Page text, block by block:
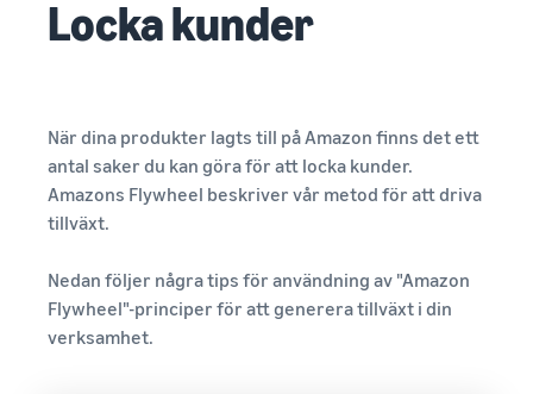
Locka kunder
När dina produkter lagts till på Amazon finns det ett
antal saker du kan göra för att locka kunder.
Amazons Flywheel beskriver vår metod för att driva
tillväxt.
Nedan följer några tips för användning av "Amazon
Flywheel"-principer för att generera tillväxt i din
verksamhet.